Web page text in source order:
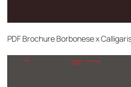
PDFBrochure Borbonese x